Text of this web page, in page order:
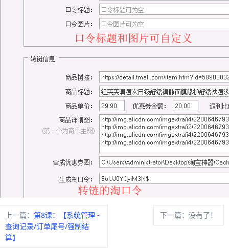
上一篇： 第8课：【系统管理 -
查询记录/订单尾号/强制结
算】
下一篇：没有了！